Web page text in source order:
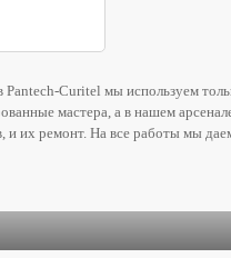
Pantech-Curitel мы используем
мастера, а в нашем
и их ремонт. На все работы мы